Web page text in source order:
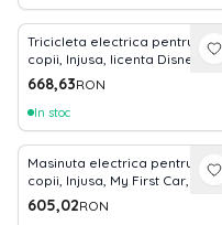
Tricicleta electrica pentru
copii, Injusa, licenta Disney,
Mickey Mouse, 6V, cu pedala
de acceleratie, 1-3 ani, Rosu cu
Albastru
668,63RON
In stoc
Masinuta electrica pentru
copii, Injusa, My First Car, 6V, 2
Ani+
605,02RON